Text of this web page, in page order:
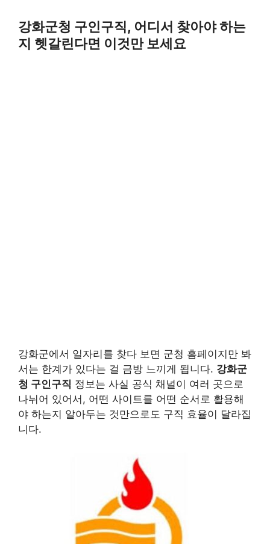
content
강화군청 구인구직, 어디서 찾아야 하는
지 헷갈린다면 이것만 보세요
강화군에서 일자리를 찾다 보면 군청 홈페이지만 봐
서는 한계가 있다는 걸 금방 느끼게 됩니다. 강화군
청 구인구직 정보는 사실 공식 채널이 여러 곳으로
나뉘어 있어서, 어떤 사이트를 어떤 순서로 활용해
야 하는지 알아두는 것만으로도 구직 효율이 달라집
니다.